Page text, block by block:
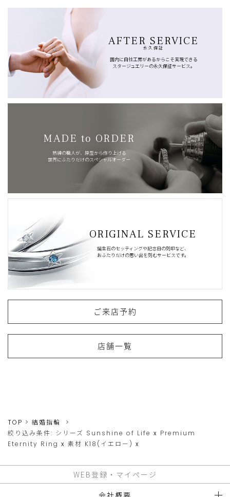
AFTER SERVICE
永久保証
国内に自社工房があるからこそ実現できる
スタージュエリーの永久保証サービス。
MADE to ORDER
熟練の職人が、原型から作り上げる
世界にふたりだけのスペシャルオーダー
ORIGINAL SERVICE
誕生石のセッティングや記念日の刻印など、
おふたりだけの思い出を刻むサービスです。
ご来店予約
店舗一覧
TOP
結婚指輪
絞り込み条件: シリーズ Sunshine of Life x Premium
Eternity Ring x 素材 K18(イエロー) x
WEB登録・マイページ